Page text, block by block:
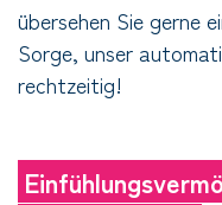
übersehen Sie gerne
Sorge, unser
rechtzeitig!